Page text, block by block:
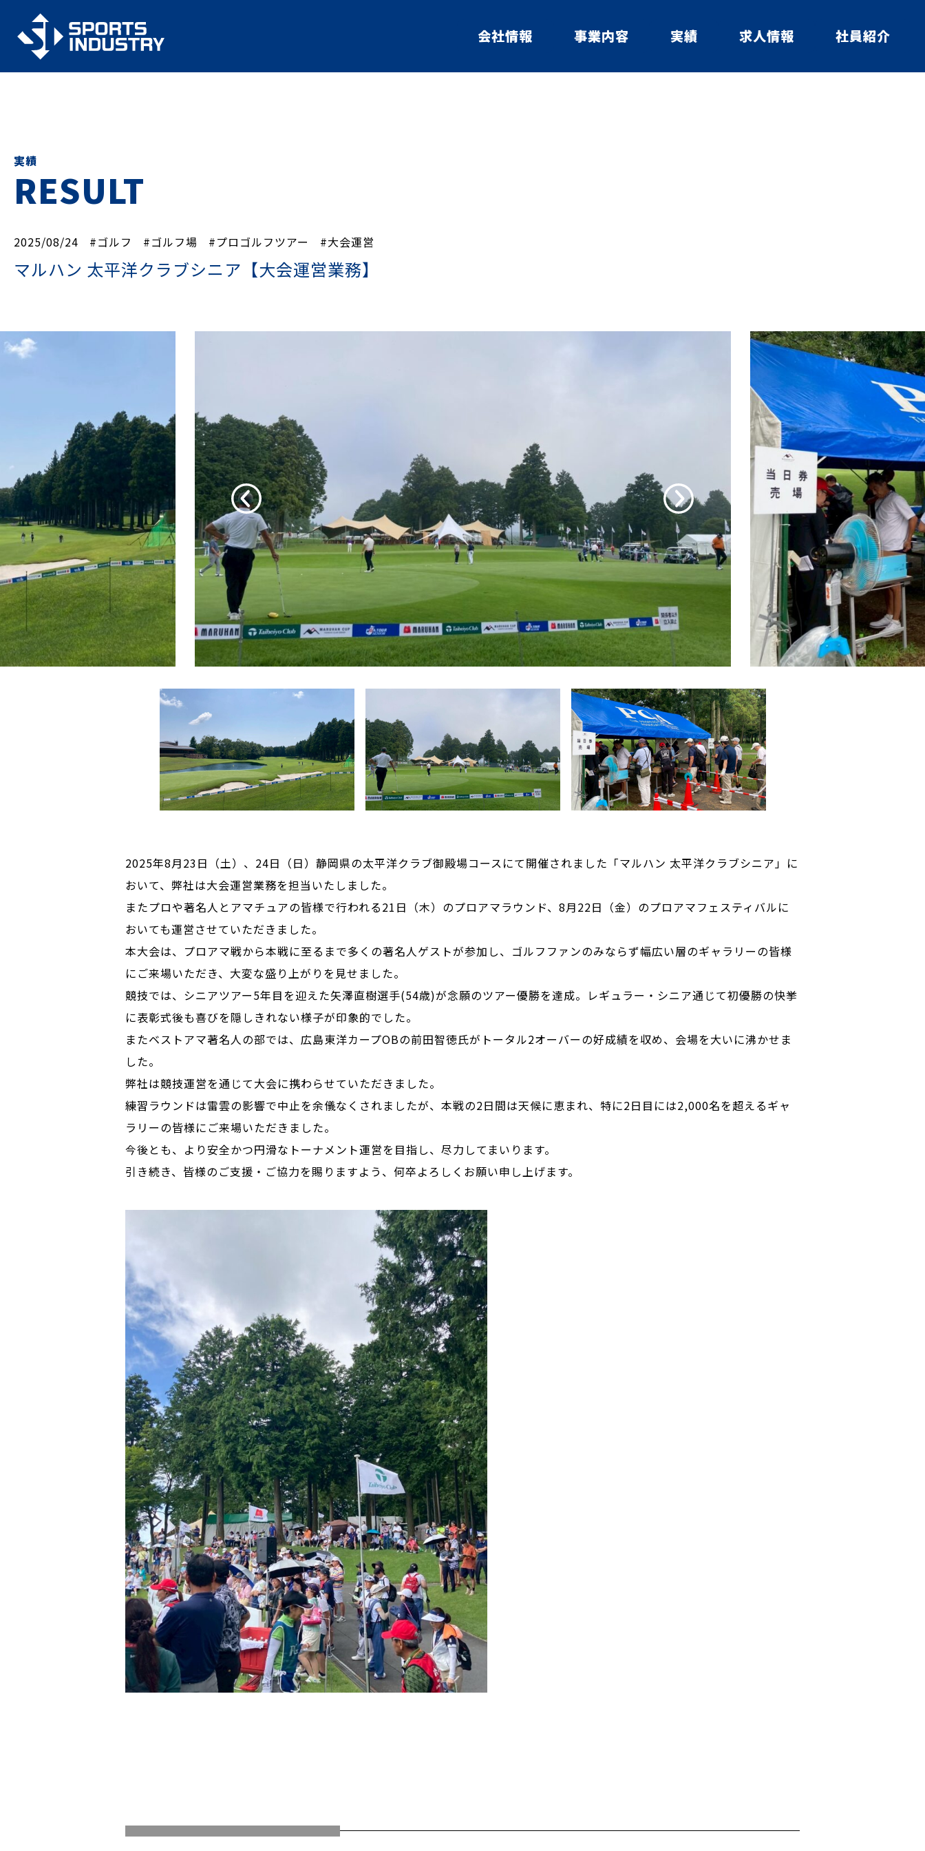
会社情報 事業内容 実績 求人情報 社員紹介
実績
RESULT
2025/08/24 #ゴルフ #ゴルフ場 #プロゴルフツアー #大会運営
マルハン 太平洋クラブシニア【大会運営業務】
2025年8月23日（土）、24日（日）静岡県の太平洋クラブ御殿場コースにて開催されました「マルハン 太平洋クラブシニア」に
おいて、弊社は大会運営業務を担当いたしました。
またプロや著名人とアマチュアの皆様で行われる21日（木）のプロアマラウンド、8月22日（金）のプロアマフェスティバルに
おいても運営させていただきました。
本大会は、プロアマ戦から本戦に至るまで多くの著名人ゲストが参加し、ゴルフファンのみならず幅広い層のギャラリーの皆様
にご来場いただき、大変な盛り上がりを見せました。
競技では、シニアツアー5年目を迎えた矢澤直樹選手(54歳)が念願のツアー優勝を達成。レギュラー・シニア通じて初優勝の快挙
に表彰式後も喜びを隠しきれない様子が印象的でした。
またベストアマ著名人の部では、広島東洋カープOBの前田智徳氏がトータル2オーバーの好成績を収め、会場を大いに沸かせま
した。
弊社は競技運営を通じて大会に携わらせていただきました。
練習ラウンドは雷雲の影響で中止を余儀なくされましたが、本戦の2日間は天候に恵まれ、特に2日目には2,000名を超えるギャ
ラリーの皆様にご来場いただきました。
今後とも、より安全かつ円滑なトーナメント運営を目指し、尽力してまいります。
引き続き、皆様のご支援・ご協力を賜りますよう、何卒よろしくお願い申し上げます。